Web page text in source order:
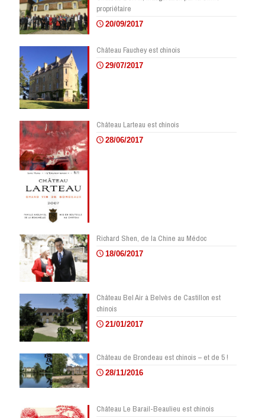
propriétaire
20/09/2017
Château Fauchey est chinois
29/07/2017
Château Larteau est chinois
28/06/2017
Richard Shen, de la Chine au Médoc
18/06/2017
Château Bel Air à Belvès de Castillon est
chinois
21/01/2017
Château de Brondeau est chinois – et de 5 !
28/11/2016
Château Le Barail-Beaulieu est chinois